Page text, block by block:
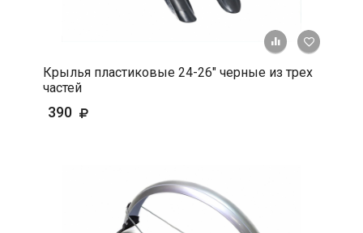
+ К
Крылья пластиковые 24-26" черные из трех
частей
390